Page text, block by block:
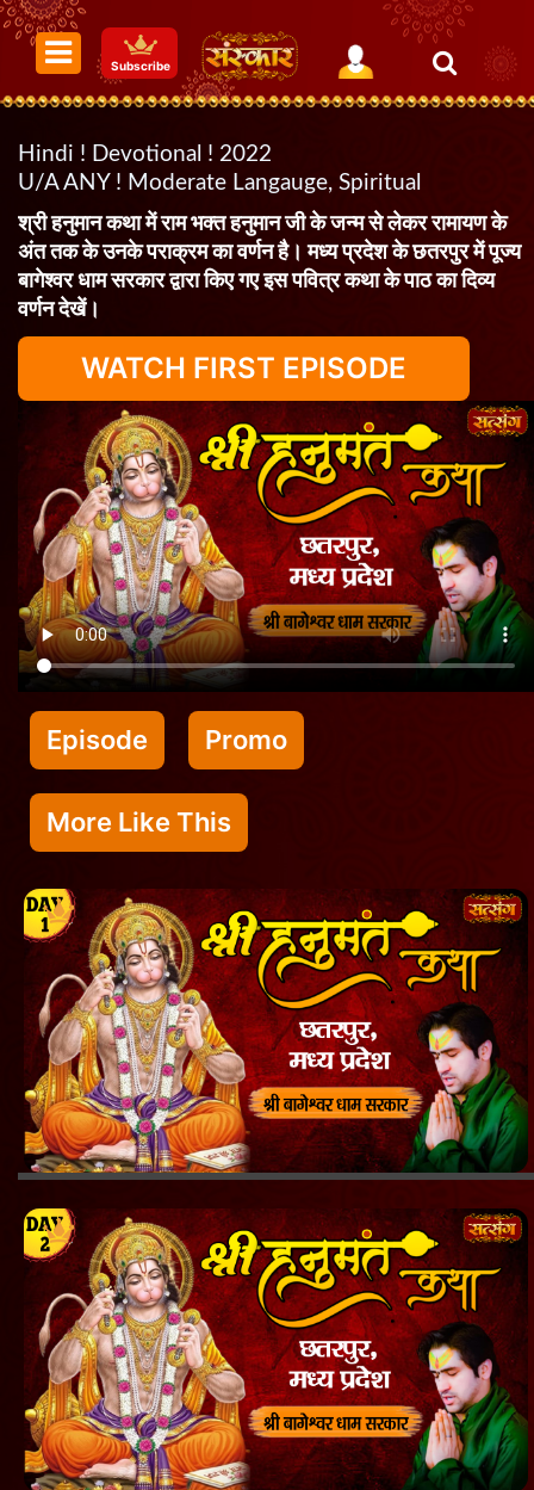
Subscribe
Hindi ! Devotional ! 2022
U/A ANY ! Moderate Langauge, Spiritual
श्री हनुमान कथा में राम भक्त हनुमान जी के जन्म से लेकर रामायण के
अंत तक के उनके पराक्रम का वर्णन है। मध्य प्रदेश के छतरपुर में पूज्य
बागेश्वर धाम सरकार द्वारा किए गए इस पवित्र कथा के पाठ का दिव्य
वर्णन देखें।
WATCH FIRST EPISODE
Episode Promo
More Like This